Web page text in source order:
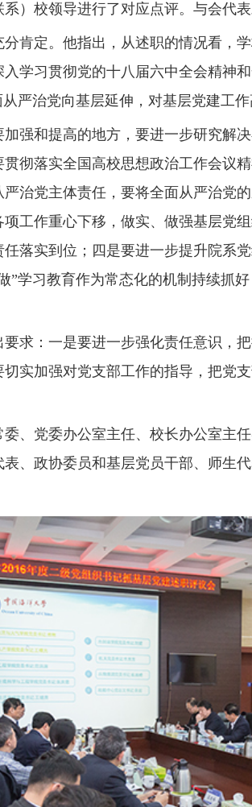
）校领导进行了对应点评。与会代
定。他指出，从述职的情况看，
学习贯彻党的十八届六中全会精神
严治党向基层延伸，对基层党建工
和提高的地方，要进一步研究解
彻落实全国高校思想政治工作会议
治党主体责任，要将全面从严治党
工作重心下移，做实、做强基层党
落实到位；四是要进一步提升院系
”学习教育作为常态化的机制持续抓
：一是要进一步强化责任意识，
实加强对党支部工作的指导，把党
党委办公室主任、校长办公室主
、政协委员和基层党员干部、师生代